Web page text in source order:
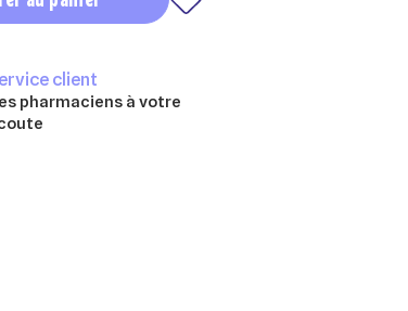
client
pharmaciens à votre